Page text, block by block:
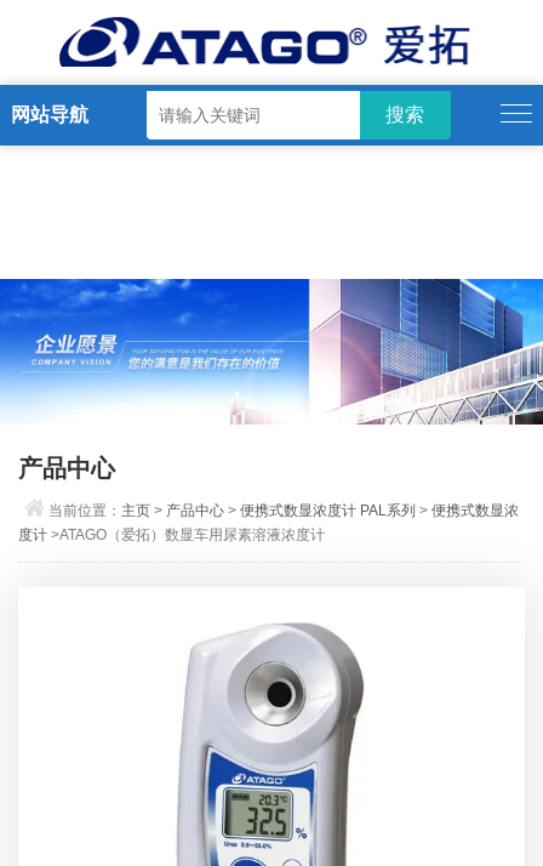
网站导航
产品中心
当前位置： 主页 > 产品中心 >便携式数显浓度计 PAL系列 >便携式数显浓
度计 >ATAGO（爱拓）数显车用尿素溶液浓度计